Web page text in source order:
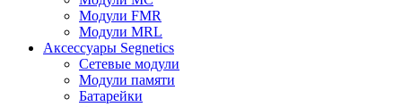
Модули FMR
Модули MRL
Аксессуары Segnetics
Сетевые модули
Модули памяти
Батарейки